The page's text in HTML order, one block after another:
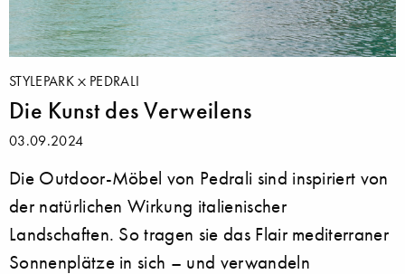
STYLEPARK PEDRALI
Die Kunst des Verweilens
03.09.2024
Die Outdoor-Möbel von Pedrali sind inspiriert von
der natürlichen Wirkung italienischer
Landschaften. So tragen sie das Flair mediterraner
Sonnenplätze in sich – und verwandeln